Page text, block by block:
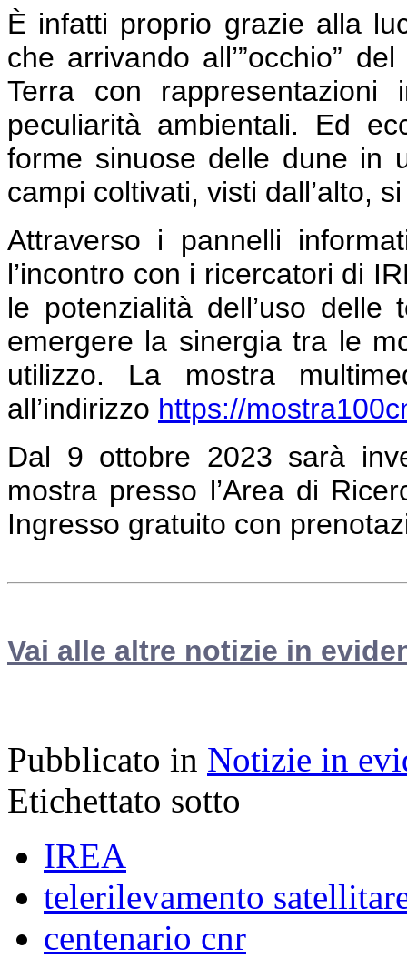
È infatti proprio grazie alla
che arrivando all’”occhio”
Terra con
peculiarità ambientali. Ed
forme sinuose delle dune in
campi coltivati, visti dall’alto,
Attraverso i pannelli
l’incontro con i ricercatori di
le potenzialità dell’uso delle
emergere la sinergia tra le
utilizzo. La mostra
all’indirizzo https://
Dal 9 ottobre 2023 sarà
mostra presso l’Area di
Ingresso gratuito con
Vai alle altre notizie in
Pubblicato in Notizie in
Etichettato sotto
IREA
telerilevamento
centenario cnr